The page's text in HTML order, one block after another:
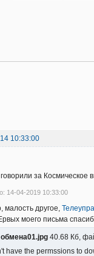
10:33:00
за Космическое
14-04-2019 10:33:00
малость другое,
моего письма
40.68 Кб,
have the permssions to